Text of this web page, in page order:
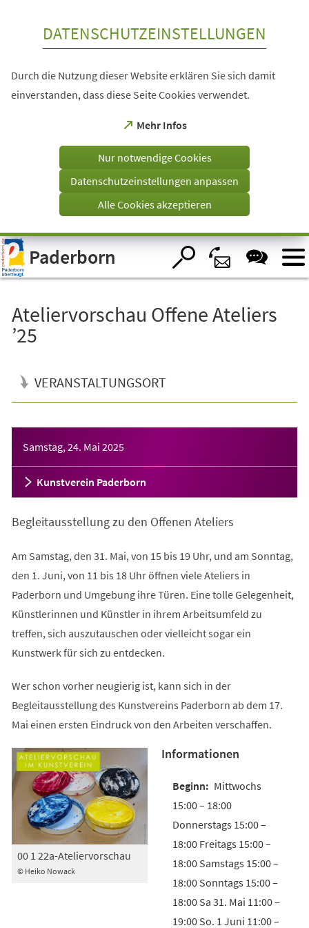
Visuelle
Assistenzsoftware
öffnen.
DATENSCHUTZEINSTELLUNGEN
Durch die Nutzung dieser Website erklären Sie sich damit
einverstanden, dass diese Seite Cookies verwendet.
Mehr Infos
(Öffnet
einem
Tab)
Nur notwendige Cookies
Datenschutzeinstellungen anpassen
Alle Cookies akzeptieren
Paderborn
Ateliervorschau Offene Ateliers
’25
VERANSTALTUNGSORT
Samstag, 24. Mai 2025
Kunstverein Paderborn
Begleitausstellung zu den Offenen Ateliers
Am Samstag, den 31. Mai, von 15 bis 19 Uhr, und am Sonntag,
den 1. Juni, von 11 bis 18 Uhr öffnen viele Ateliers in
Paderborn und Umgebung ihre Türen. Eine tolle Gelegenheit,
Künstlerinnen und Künstler in ihrem Arbeitsumfeld zu
treffen, sich auszutauschen oder vielleicht sogar ein
Kunstwerk für sich zu entdecken.
Wer schon vorher neugierig ist, kann sich in der
Begleitausstellung des Kunstvereins Paderborn ab dem 17.
Mai einen ersten Eindruck von den Arbeiten verschaffen.
© Heiko Nowack
00 1 22a-Ateliervorschau
Informationen
Mittwochs
15:00 – 18:00
Donnerstags 15:00 –
18:00 Freitags 15:00 –
18:00 Samstags 15:00 –
18:00 Sonntags 15:00 –
18:00 Sa 31. Mai 11:00 –
19:00 So. 1 Juni 11:00 –